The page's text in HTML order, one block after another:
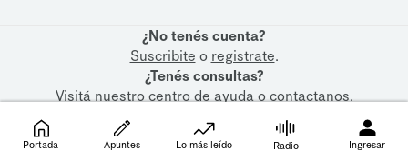
¿No tenés cuenta?
Suscribite o registrate.
¿Tenés consultas?
Visitá nuestrocentro de ayudaocontactanos.
Portada Apuntes Lo más leído Radio Ingresar